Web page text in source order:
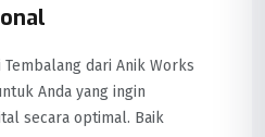
dari Anik Works
Anda yang ingin
secara optimal. Baik